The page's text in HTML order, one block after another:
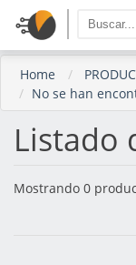
Home
No se han
Listado
Mostrando 0